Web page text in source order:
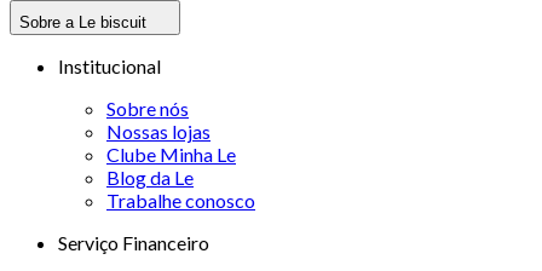
Sobre a Le biscuit
Institucional
Sobre nós
Nossas lojas
Clube Minha Le
Blog da Le
Trabalhe conosco
Serviço Financeiro